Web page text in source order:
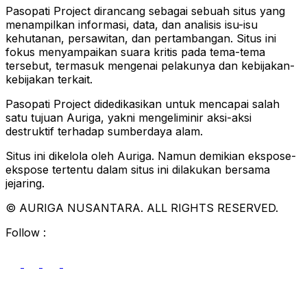
Pasopati Project dirancang sebagai sebuah situs yang
menampilkan informasi, data, dan analisis isu-isu
kehutanan, persawitan, dan pertambangan. Situs ini
fokus menyampaikan suara kritis pada tema-tema
tersebut, termasuk mengenai pelakunya dan kebijakan-
kebijakan terkait.
Pasopati Project didedikasikan untuk mencapai salah
satu tujuan Auriga, yakni mengeliminir aksi-aksi
destruktif terhadap sumberdaya alam.
Situs ini dikelola oleh Auriga. Namun demikian ekspose-
ekspose tertentu dalam situs ini dilakukan bersama
jejaring.
© AURIGA NUSANTARA. ALL RIGHTS RESERVED.
Follow :